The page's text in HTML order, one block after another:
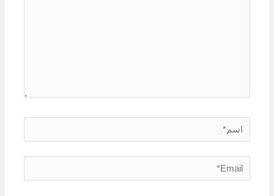
اسم*
Email*